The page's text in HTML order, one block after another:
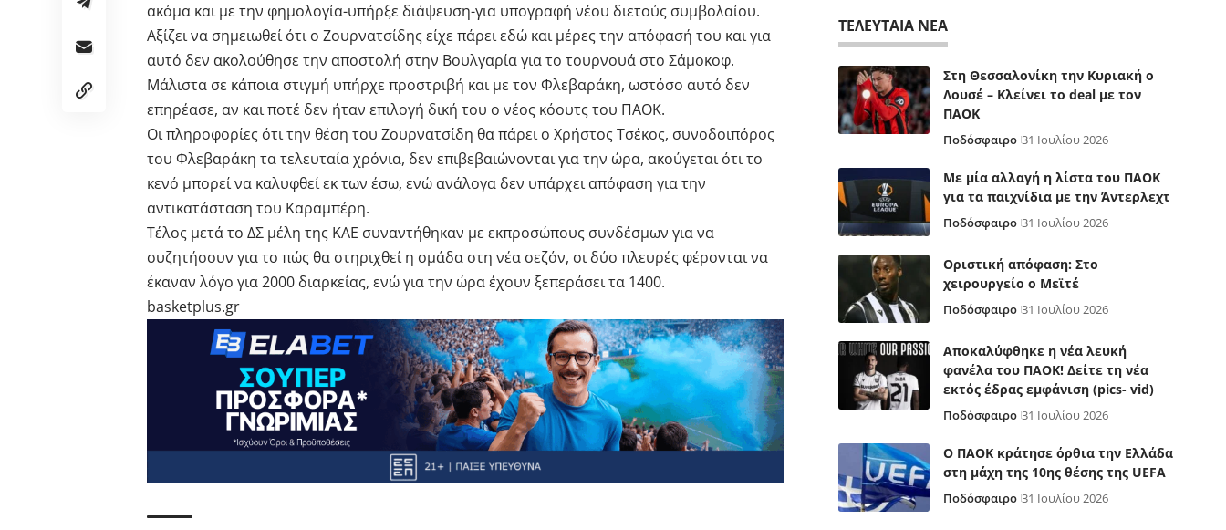
ακόμα και με την φημολογία-υπήρξε διάψευση-για υπογραφή νέου διετούς συμβολαίου.
Αξίζει να σημειωθεί ότι ο Ζουρνατσίδης είχε πάρει εδώ και μέρες την απόφασή του και για
αυτό δεν ακολούθησε την αποστολή στην Βουλγαρία για το τουρνουά στο Σάμοκοφ.
Mάλιστα σε κάποια στιγμή υπήρχε προστριβή και με τον Φλεβαράκη, ωστόσο αυτό δεν
επηρέασε, αν και ποτέ δεν ήταν επιλογή δική του ο νέος κόουτς του ΠΑΟΚ.
Οι πληροφορίες ότι την θέση του Ζουρνατσίδη θα πάρει ο Χρήστος Τσέκος, συνοδοιπόρος
του Φλεβαράκη τα τελευταία χρόνια, δεν επιβεβαιώνονται για την ώρα, ακούγεται ότι το
κενό μπορεί να καλυφθεί εκ των έσω, ενώ ανάλογα δεν υπάρχει απόφαση για την
αντικατάσταση του Καραμπέρη.
Τέλος μετά το ΔΣ μέλη της ΚΑΕ συναντήθηκαν με εκπροσώπους συνδέσμων για να
συζητήσουν για το πώς θα στηριχθεί η ομάδα στη νέα σεζόν, οι δύο πλευρές φέρονται να
έκαναν λόγο για 2000 διαρκείας, ενώ για την ώρα έχουν ξεπεράσει τα 1400.
basketplus.gr
ΤΕΛΕΥΤΑΙΑ ΝΕΑ
Στη Θεσσαλονίκη την Κυριακή ο
Λουσέ – Κλείνει το deal με τον
ΠΑΟΚ
Ποδόσφαιρο 31 Ιουλίου 2026
Με μία αλλαγή η λίστα του ΠΑΟΚ
για τα παιχνίδια με την Άντερλεχτ
Ποδόσφαιρο 31 Ιουλίου 2026
Οριστική απόφαση: Στο
χειρουργείο ο Μεϊτέ
Ποδόσφαιρο 31 Ιουλίου 2026
Αποκαλύφθηκε η νέα λευκή
φανέλα του ΠΑΟΚ! Δείτε τη νέα
εκτός έδρας εμφάνιση (pics- vid)
Ποδόσφαιρο 31 Ιουλίου 2026
Ο ΠΑΟΚ κράτησε όρθια την Ελλάδα
στη μάχη της 10ης θέσης της UEFA
Ποδόσφαιρο 31 Ιουλίου 2026